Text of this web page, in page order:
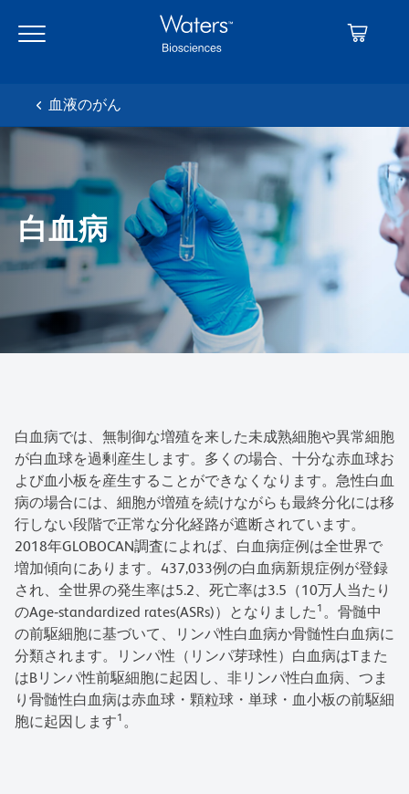
main
navigation
血液のがん
白血病
白血病では、無制御な増殖を来した未成熟細胞や異常細胞
が白血球を過剰産生します。多くの場合、十分な赤血球お
よび血小板を産生することができなくなります。急性白血
病の場合には、細胞が増殖を続けながらも最終分化には移
行しない段階で正常な分化経路が遮断されています。
2018年GLOBOCAN調査によれば、白血病症例は全世界で
増加傾向にあります。437,033例の白血病新規症例が登録
され、全世界の発生率は5.2、死亡率は3.5（10万人当たり
のAge‐standardized rates(ASRs)）となりました 1 。骨髄中
の前駆細胞に基づいて、リンパ性白血病か骨髄性白血病に
分類されます。リンパ性（リンパ芽球性）白血病はTまた
はBリンパ性前駆細胞に起因し、非リンパ性白血病、つま
り骨髄性白血病は赤血球・顆粒球・単球・血小板の前駆細
胞に起因します1 。